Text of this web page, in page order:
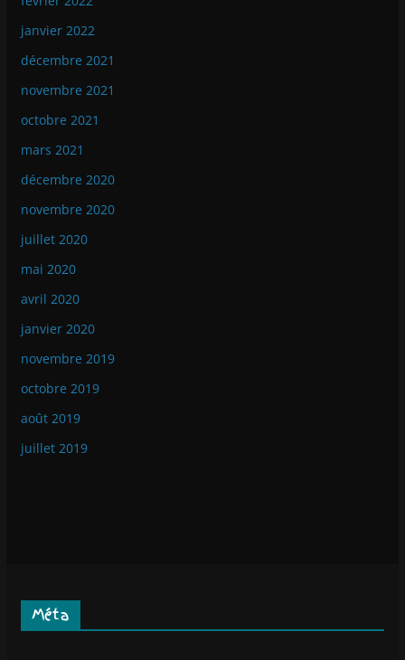
janvier 2022
décembre 2021
novembre 2021
octobre 2021
mars 2021
décembre 2020
novembre 2020
juillet 2020
mai 2020
avril 2020
janvier 2020
novembre 2019
octobre 2019
août 2019
juillet 2019
Méta